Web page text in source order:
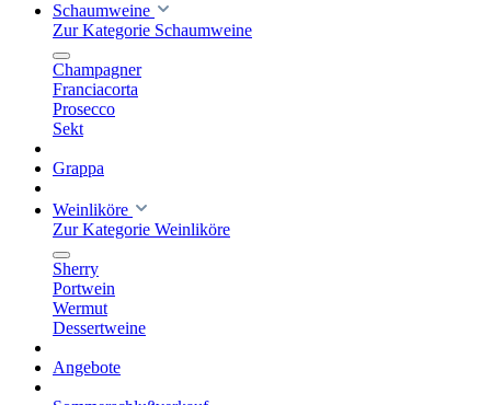
Schaumweine
Zur Kategorie Schaumweine
Champagner
Franciacorta
Prosecco
Sekt
Grappa
Weinliköre
Zur Kategorie Weinliköre
Sherry
Portwein
Wermut
Dessertweine
Angebote